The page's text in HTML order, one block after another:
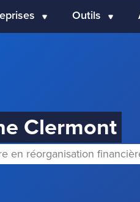
Outils
Clermont
en réorganisation